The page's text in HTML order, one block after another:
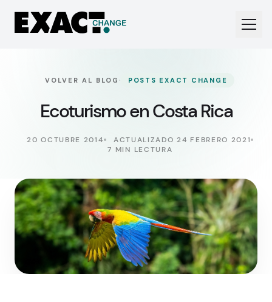
VOLVER AL BLOG · POSTS EXACT CHANGE
Ecoturismo en Costa Rica
20 OCTUBRE 2014
ACTUALIZADO 24 FEBRERO 2021
7 MIN LECTURA